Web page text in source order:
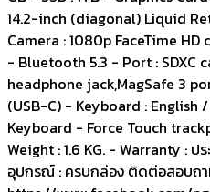
14.2-inch (diagonal) Liquid
Camera : 1080p FaceTime
- Bluetooth 5.3 - Port : SDXC
headphone jack,MagSafe 3
(USB-C) - Keyboard : English
Keyboard - Force Touch
Weight : 1.6 KG. - Warranty :
อุปกรณ์ : ครบกล่อง ติดต่อสอบถ